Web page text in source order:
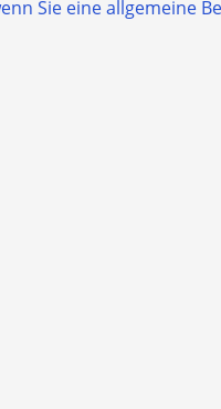
Sie eine allgemeine